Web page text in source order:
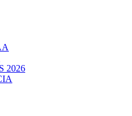
2026